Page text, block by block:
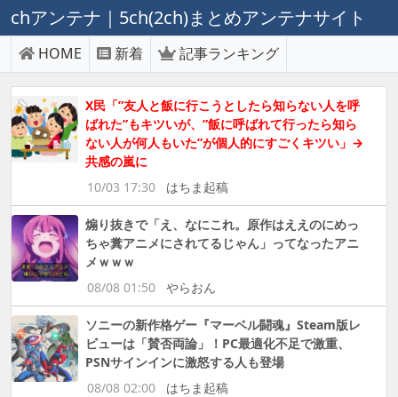
chアンテナ｜5ch(2ch)まとめアンテナサイト
HOME 新着 記事ランキング
X民「”友人と飯に行こうとしたら知らない人を呼
ばれた”もキツいが、”飯に呼ばれて行ったら知ら
ない人が何人もいた”が個人的にすごくキツい」→
共感の嵐に
10/03 17:30
はちま起稿
煽り抜きで「え、なにこれ。原作はええのにめっ
ちゃ糞アニメにされてるじゃん」ってなったアニ
メｗｗｗ
08/08 01:50
やらおん
ソニーの新作格ゲー『マーベル闘魂』Steam版レ
ビューは「賛否両論」！PC最適化不足で激重、
PSNサインインに激怒する人も登場
08/08 02:00
はちま起稿